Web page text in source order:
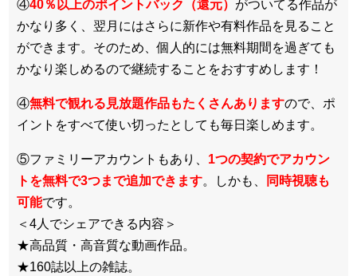
④40％以上のポイントバック（還元） がついてる作品が
かなり多く、翌月にはさらに新作や有料作品を見ること
ができます。そのため、個人的には無料期間を過ぎても
かなり楽しめるので継続することをおすすめします！
④無料で観れる見放題作品もたくさんありますので、ポ
イントをすべて使い切ったとしても毎日楽しめます。
⑤ファミリーアカウントもあり、 1つの契約でアカウン
トを無料で3つまで追加できます。しかも、
同時視聴も
可能です。
＜4人でシェアできる内容＞
★高品質・高音質な動画作品。
★160誌以上の雑誌。